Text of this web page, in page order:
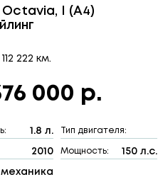
I (A4)
222 км.
000 р.
1.8 л. Тип двигателя:
2010 Мощность: 150 л.с.
механика